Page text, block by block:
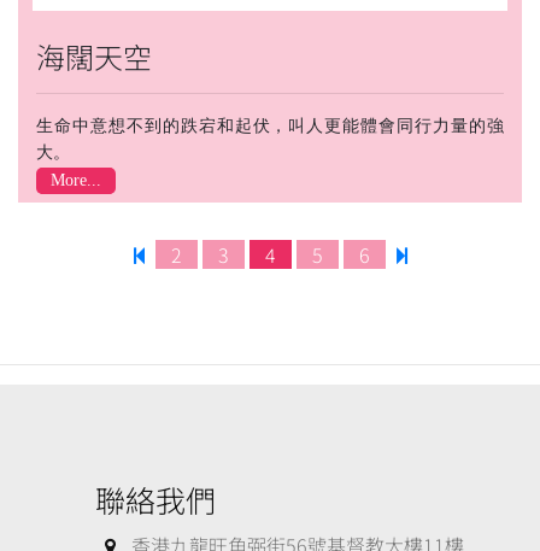
海闊天空
生命中意想不到的跌宕和起伏，叫人更能體會同行力量的強
大。
More...
2 3 4 5 6
聯絡我們
香港九龍旺角弼街56號基督教大樓11樓